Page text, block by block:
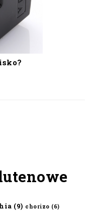
(9) chorizo (6)